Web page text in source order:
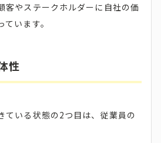
客やステークホルダーに自社の価
います。
性
ている状態の2つ目は、従業員の